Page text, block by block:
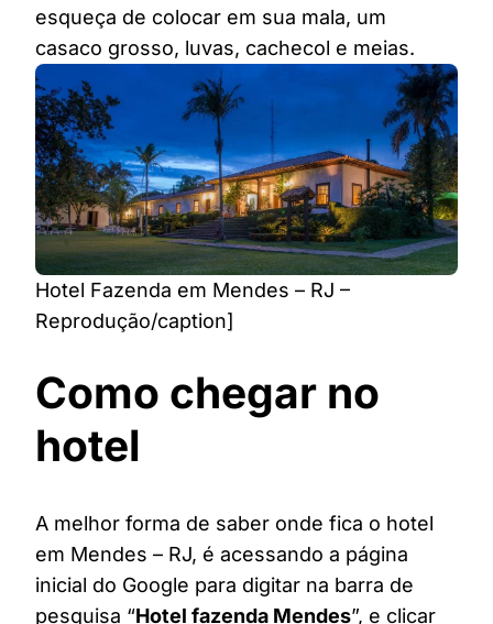
esqueça de colocar em sua mala, um
casaco grosso, luvas, cachecol e meias.
Hotel Fazenda em Mendes – RJ –
Reprodução/caption]
Como chegar no
hotel
A melhor forma de saber onde fica o hotel
em Mendes – RJ, é acessando a página
inicial do Google para digitar na barra de
pesquisa “Hotel fazenda Mendes”, e clicar